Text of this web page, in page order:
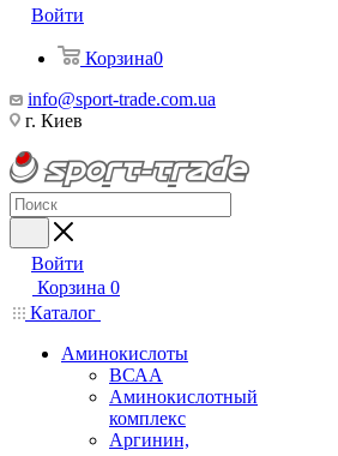
Войти
Корзина0
info@sport-trade.com.ua
г. Киев
Войти
Корзина 0
Каталог
Аминокислоты
ВСАА
Аминокислотный
комплекс
Аргинин,